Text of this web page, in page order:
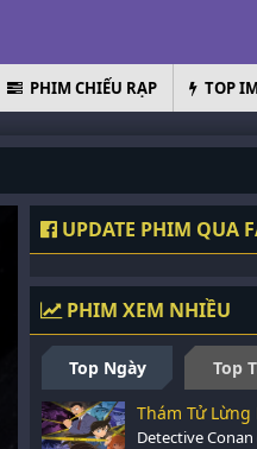
PHIM CHIẾU RẠP TOP
UPDATE PHIM QUA
PHIM XEM NHIỀU
Top Ngày Top
Thám Tử Lừng
Detective Conan